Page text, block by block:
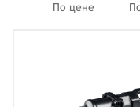
По цене